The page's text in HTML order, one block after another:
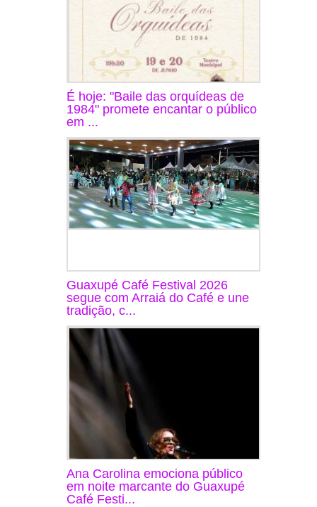
É hoje: "Baile das orquídeas de
1984" promete encantar o público
em ...
Guaxupé Café Festival 2026
segue com Arraiá do Café e une
tradição, c...
Ana Carolina emociona público
em noite marcante do Guaxupé
Café Festi...